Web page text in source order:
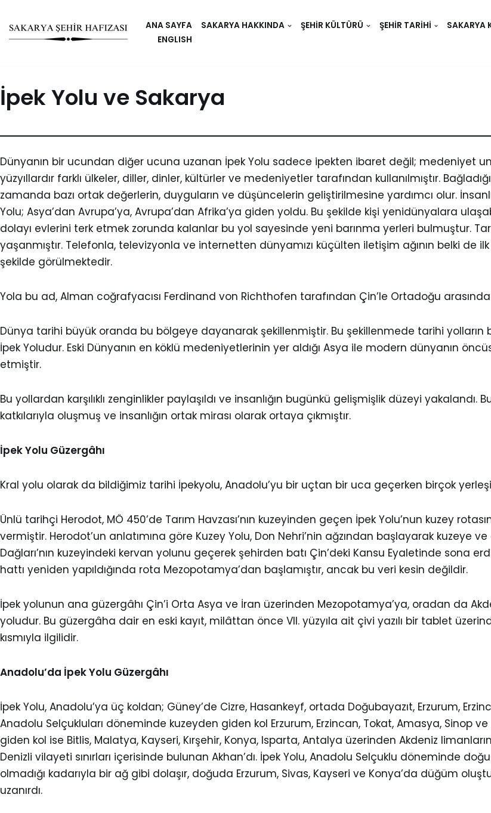
Skip
ANA SAYFA SAKARYA HAKKINDA ŞEHIR KÜLTÜRÜ ŞEHIR TARIHI SAKARYA
ENGLISH
İpek Yolu ve Sakarya
Dünyanın bir ucundan diğer ucuna uzanan İpek Yolu sadece ipekten ibaret değil; medeniyet
yüzyıllardır farklı ülkeler, diller, dinler, kültürler ve medeniyetler tarafından kullanılmıştır.
zamanda bazı ortak değerlerin, duyguların ve düşüncelerin geliştirilmesine yardımcı olur.
Yolu; Asya’dan Avrupa’ya, Avrupa’dan Afrika’ya giden yoldu. Bu şekilde kişi yenidünyalara
dolayı evlerini terk etmek zorunda kalanlar bu yol sayesinde yeni barınma yerleri bulmuştur.
yaşanmıştır. Telefonla, televizyonla ve internetten dünyamızı küçülten iletişim ağının belki de
şekilde görülmektedir.
Yola bu ad, Alman coğrafyacısı Ferdinand von Richthofen tarafından Çin’le Ortadoğu
Dünya tarihi büyük oranda bu bölgeye dayanarak şekillenmiştir. Bu şekillenmede tarihi yolların
İpek Yoludur. Eski Dünyanın en köklü medeniyetlerinin yer aldığı Asya ile modern dünyanın
etmiştir.
Bu yollardan karşılıklı zenginlikler paylaşıldı ve insanlığın bugünkü gelişmişlik düzeyi
katkılarıyla oluşmuş ve insanlığın ortak mirası olarak ortaya çıkmıştır.
İpek Yolu Güzergâhı
Kral yolu olarak da bildiğimiz tarihi İpekyolu, Anadolu’yu bir uçtan bir uca geçerken birçok
Ünlü tarihçi Herodot, MÖ 450’de Tarım Havzası’nın kuzeyinden geçen İpek Yolu’nun kuzey
vermiştir. Herodot’un anlatımına göre Kuzey Yolu, Don Nehri’nin ağzından başlayarak kuzeye
Dağları’nın kuzeyindeki kervan yolunu geçerek şehirden batı Çin’deki Kansu Eyaletinde sona
hattı yeniden yapıldığında rota Mezopotamya’dan başlamıştır, ancak bu veri kesin değildir.
İpek yolunun ana güzergâhı Çin’i Orta Asya ve İran üzerinden Mezopotamya’ya, oradan da
yoludur. Bu güzergâha dair en eski kayıt, milâttan önce VII. yüzyıla ait çivi yazılı bir tablet
kısmıyla ilgilidir.
Anadolu’da İpek Yolu Güzergâhı
İpek Yolu, Anadolu’ya üç koldan; Güney’de Cizre, Hasankeyf, ortada Doğubayazıt, Erzurum,
Anadolu Selçukluları döneminde kuzeyden giden kol Erzurum, Erzincan, Tokat, Amasya, Sinop
giden kol ise Bitlis, Malatya, Kayseri, Kırşehir, Konya, Isparta, Antalya üzerinden Akdeniz
Denizli vilayeti sınırları içerisinde bulunan Akhan’dı. İpek Yolu, Anadolu Selçuklu döneminde
olmadığı kadarıyla bir ağ gibi dolaşır, doğuda Erzurum, Sivas, Kayseri ve Konya’da düğüm
uzanırdı.